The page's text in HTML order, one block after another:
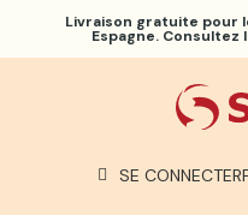
Livraison gratuite pour
Espagne. Consultez
SE CONNECTER